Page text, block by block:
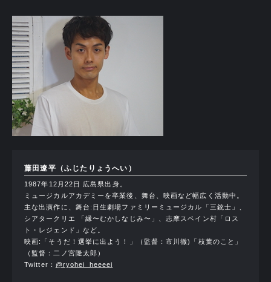
藤田遼平（ふじたりょうへい）
1987年12月22日 広島県出身。
ミュージカルアカデミーを卒業後、舞台、映画など幅広く活動中。
主な出演作に、舞台:日生劇場ファミリーミュージカル「三銃士」、
シアタークリエ 「縁〜むかしなじみ〜」、志摩スペイン村「ロス
ト・レジェンド」など。
映画:「そうだ！選挙に出よう！」（監督：市川徹)「枝葉のこと」
（監督：二ノ宮隆太郎）
Twitter： @ryohei_heeeei